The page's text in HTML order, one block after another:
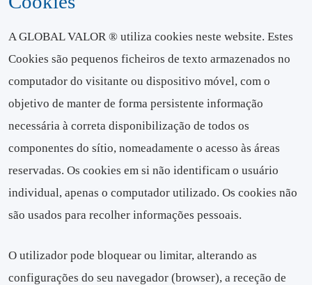
A GLOBAL VALOR ® utiliza cookies neste website. Estes
Cookies são pequenos ficheiros de texto armazenados no
computador do visitante ou dispositivo móvel, com o
objetivo de manter de forma persistente informação
necessária à correta disponibilização de todos os
componentes do sítio, nomeadamente o acesso às áreas
reservadas. Os cookies em si não identificam o usuário
individual, apenas o computador utilizado. Os cookies não
são usados para recolher informações pessoais.
O utilizador pode bloquear ou limitar, alterando as
configurações do seu navegador (browser), a receção de